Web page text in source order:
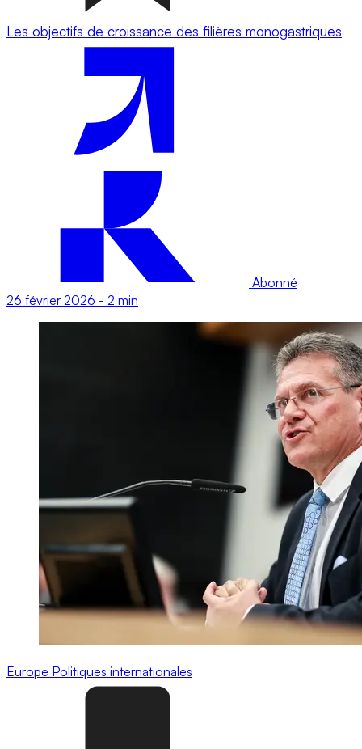
Les objectifs de croissance des filières monogastriques
Abonné
26 février 2026 - 2 min
Europe Politiques internationales